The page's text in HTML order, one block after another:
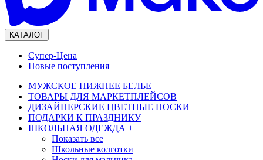
КАТАЛОГ
Супер-Цена
Новые поступления
МУЖСКОЕ НИЖНЕЕ БЕЛЬЕ
ТОВАРЫ ДЛЯ МАРКЕТПЛЕЙСОВ
ДИЗАЙНЕРСКИЕ ЦВЕТНЫЕ НОСКИ
ПОДАРКИ К ПРАЗДНИКУ
ШКОЛЬНАЯ ОДЕЖДА +
Показать все
Школьные колготки